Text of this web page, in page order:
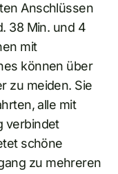
Anschlüssen
38 Min. und 4
mit
können über
zu meiden. Sie
alle mit
verbindet
schöne
zu mehreren